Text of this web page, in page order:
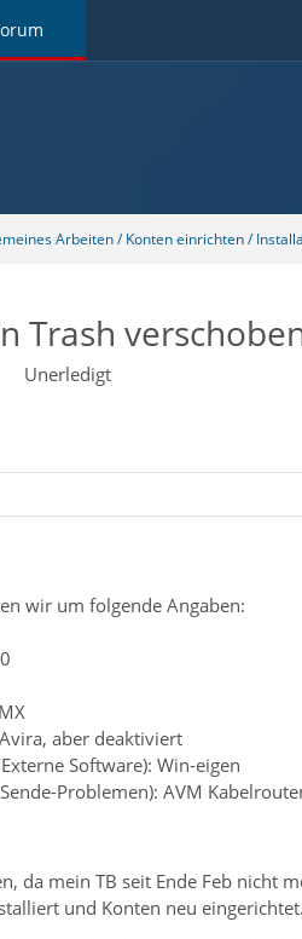
Arbeiten / Konten einrichten /
Trash
Unerledigt
wir um folgende Angaben:
aber deaktiviert
Software): Win-eigen
Problemen): AVM
da mein TB seit Ende Feb
und Konten neu